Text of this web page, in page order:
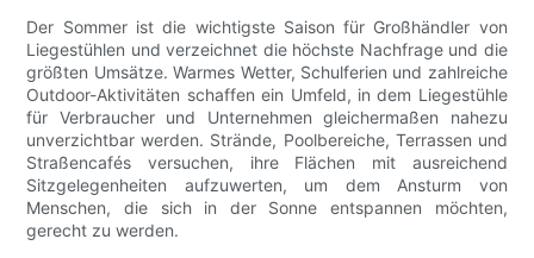
Der Sommer ist die wichtigste Saison für Großhändler von
Liegestühlen und verzeichnet die höchste Nachfrage und die
größten Umsätze. Warmes Wetter, Schulferien und zahlreiche
Outdoor-Aktivitäten schaffen ein Umfeld, in dem Liegestühle
für Verbraucher und Unternehmen gleichermaßen nahezu
unverzichtbar werden. Strände, Poolbereiche, Terrassen und
Straßencafés versuchen, ihre Flächen mit ausreichend
Sitzgelegenheiten aufzuwerten, um dem Ansturm von
Menschen, die sich in der Sonne entspannen möchten,
gerecht zu werden.